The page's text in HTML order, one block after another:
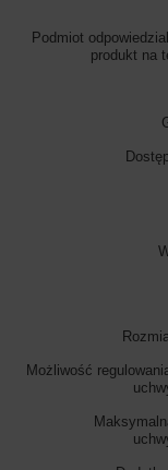
Podmiot
produkt na
Możliwość